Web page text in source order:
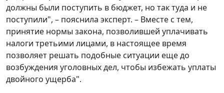
должны были поступить в бюджет, но так туда и не
поступили", – пояснила эксперт. – Вместе с тем,
принятие нормы закона, позволившей уплачивать
налоги третьими лицами, в настоящее время
позволяет решать подобные ситуации еще до
возбуждения уголовных дел, чтобы избежать уплаты
двойного ущерба".